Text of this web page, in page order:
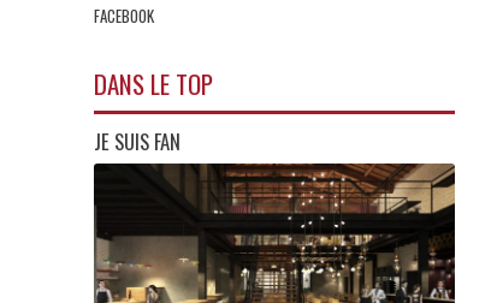
FACEBOOK
DANS LE TOP
JE SUIS FAN